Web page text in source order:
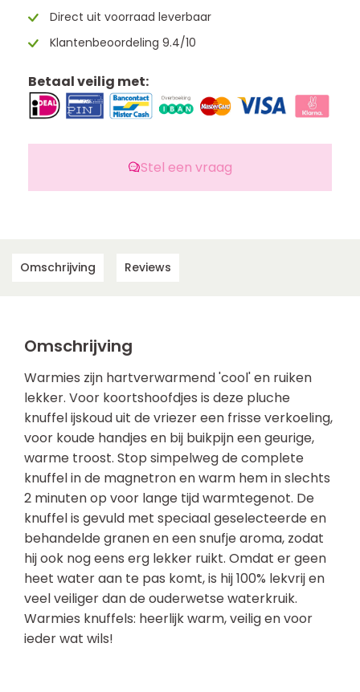
Direct uit voorraad leverbaar
Klantenbeoordeling 9.4/10
Betaal veilig met:
Stel een vraag
Omschrijving Reviews
Omschrijving
Warmies zijn hartverwarmend 'cool' en ruiken
lekker. Voor koortshoofdjes is deze pluche
knuffel ijskoud uit de vriezer een frisse verkoeling,
voor koude handjes en bij buikpijn een geurige,
warme troost. Stop simpelweg de complete
knuffel in de magnetron en warm hem in slechts
2 minuten op voor lange tijd warmtegenot. De
knuffel is gevuld met speciaal geselecteerde en
behandelde granen en een snufje aroma, zodat
hij ook nog eens erg lekker ruikt. Omdat er geen
heet water aan te pas komt, is hij 100% lekvrij en
veel veiliger dan de ouderwetse waterkruik.
Warmies knuffels: heerlijk warm, veilig en voor
ieder wat wils!